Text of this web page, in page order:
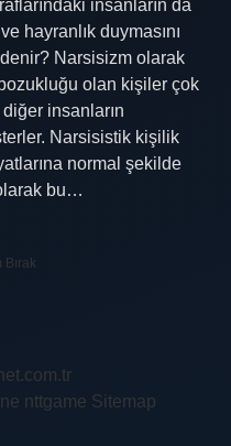
insanların da
hayranlık duymasını
Narsisizm olarak
olan kişiler çok
insanların
Narsisistik kişilik
normal şekilde
bu…
Bırak
nttgame Sitemap